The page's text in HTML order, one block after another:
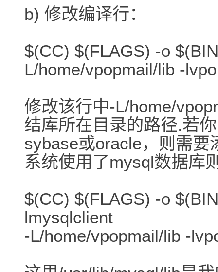
b) 修改编译行：
$(CC) $(FLAGS) -o
L/home/vpopmail/lib -
修改该行中-L/home/
结库所在目录的路径.若
sybase或oracle，则需
系统使用了mysql数据库
$(CC) $(FLAGS) -o
lmysqlclient
-L/home/vpopmail/lib -